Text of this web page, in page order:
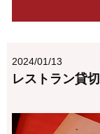
2024/01/13
レストラン貸